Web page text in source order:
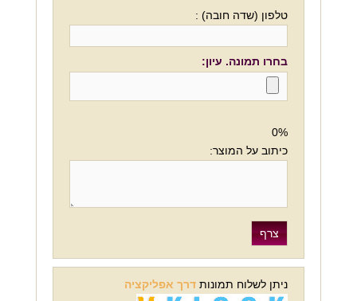
טלפון (שדה חובה) :
בחרו תמונה. עיון:
0%
כיתוב על המוצר:
ניתן לשלוח תמונות דרך אפליקציה